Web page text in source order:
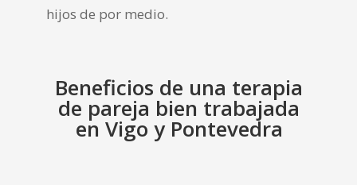
hijos de por medio.
Beneficios de una terapia
de pareja bien trabajada
en Vigo y Pontevedra